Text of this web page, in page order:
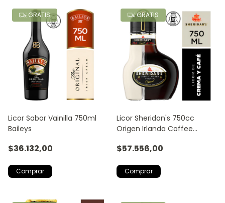
GRATIS
Licor Sabor Vainilla 750ml
Baileys
$36.132,00
GRATIS
Licor Sheridan's 750cc
Origen Irlanda Coffee
$57.556,00